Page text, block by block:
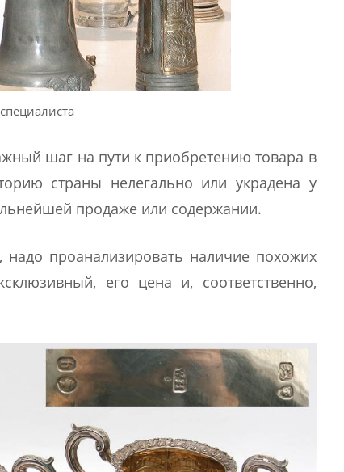
шаг на пути к приобретению товара в
страны нелегально или украдена у
продаже или содержании.
надо проанализировать наличие похожих
его цена и, соответственно,